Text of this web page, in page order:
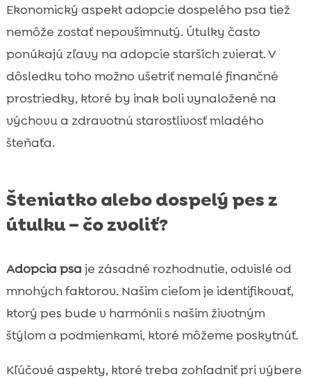
Ekonomický aspekt adopcie dospelého psa tiež
nemôže zostať nepovšimnutý. Útulky často
ponúkajú zľavy na adopcie starších zvierat. V
dôsledku toho možno ušetriť nemalé finančné
prostriedky, ktoré by inak boli vynaložené na
výchovu a zdravotnú starostlivosť mladého
šteňaťa.
Šteniatko alebo dospelý pes z
útulku – čo zvoliť?
Adopcia psa je zásadné rozhodnutie, odvislé od
mnohých faktorov. Našim cieľom je identifikovať,
ktorý pes bude v harmónii s našim životným
štýlom a podmienkami, ktoré môžeme poskytnúť.
Kľúčové aspekty, ktoré treba zohľadniť pri výbere